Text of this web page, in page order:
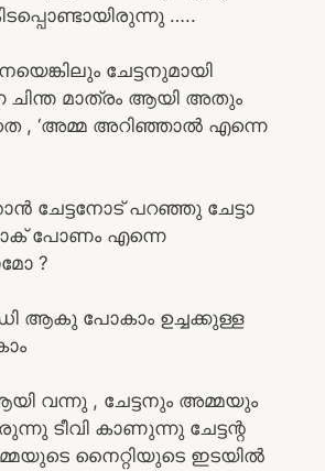
…..
ചേട്ടനുമായി
ചിന്ത മാത്രം ആയി അതും
, ‘അമ്മ അറിഞ്ഞാൽ എന്നെ
ചേട്ടനോട് പറഞ്ഞു ചേട്ടാ
പോണം എന്നെ
?
ആകു പോകാം ഉച്ചക്കുള്ള
വന്നു , ചേട്ടനും അമ്മയും
ടീവി കാണുന്നു ചേട്ടന്റ
നൈറ്റിയുടെ ഇടയിൽ